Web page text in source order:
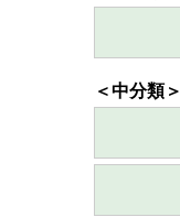
＜中分類＞